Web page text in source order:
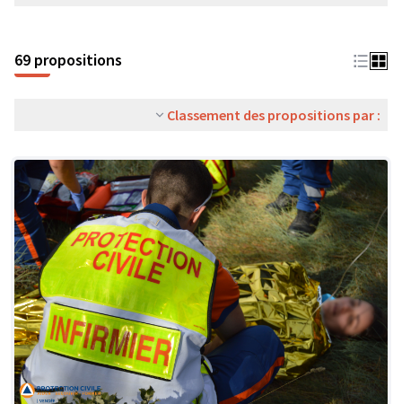
69 propositions
Classement des propositions par :